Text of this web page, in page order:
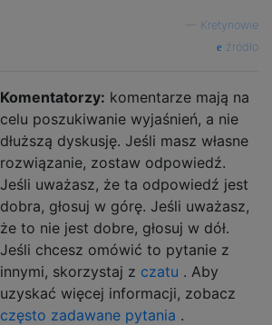
Kretynowie
źródło
Komentatorzy: komentarze mają na
celu poszukiwanie wyjaśnień, a nie
dłuższą dyskusję. Jeśli masz własne
rozwiązanie, zostaw odpowiedź.
Jeśli uważasz, że ta odpowiedź jest
dobra, głosuj w górę. Jeśli uważasz,
że to nie jest dobre, głosuj w dół.
Jeśli chcesz omówić to pytanie z
innymi, skorzystaj z czatu . Aby
uzyskać więcej informacji, zobacz
często zadawane pytania .